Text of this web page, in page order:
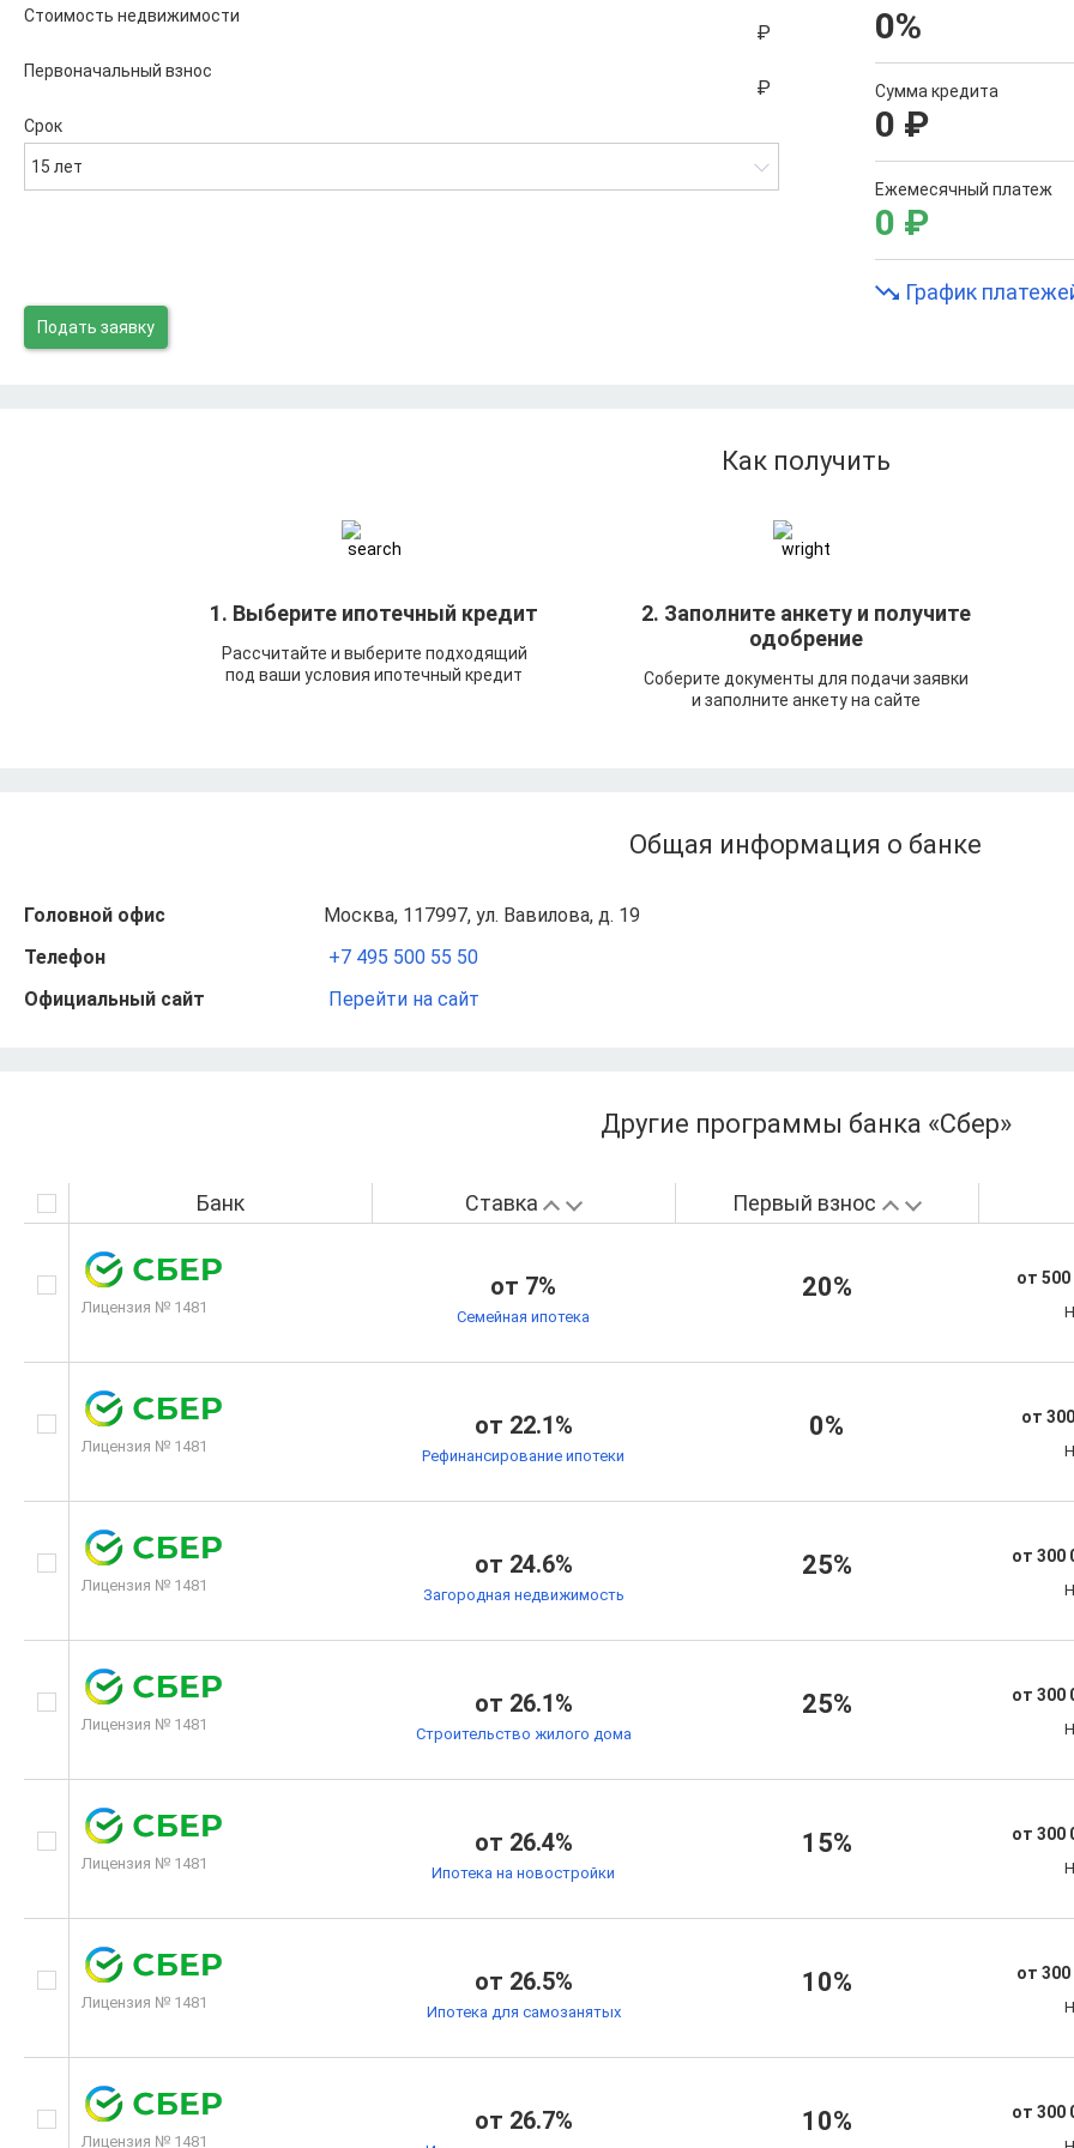
Стоимость недвижимости
Первоначальный взнос
Срок
15 лет
0%
Сумма кредита
0 ₽
Ежемесячный платеж
0 ₽
График
Подать заявку
Как получить
1. Выберите ипотечный кредит
Рассчитайте и выберите подходящий
под ваши условия ипотечный кредит
2. Заполните анкету и получите
одобрение
Соберите документы для подачи заявки
и заполните анкету на сайте
Общая информация о банке
Головной офис
Москва, 117997, ул. Вавилова, д. 19
Телефон
+7 495 500 55 50
Официальный сайт
Перейти на сайт
Другие программы банка «Сбер»
Банк Ставка Первый взнос
Лицензия № 1481
от 7%
Семейная ипотека
20% от 500
Лицензия № 1481
от 22.1%
Рефинансирование ипотеки
0% от
Лицензия № 1481
от 24.6%
Загородная недвижимость
25% от 300
Лицензия № 1481
от 26.1%
Строительство жилого дома
25% от 300
Лицензия № 1481
от 26.4%
Ипотека на новостройки
15% от 300
Лицензия № 1481
от 26.5%
Ипотека для самозанятых
10% от 300
Лицензия № 1481
от 26.7% 10% от 300